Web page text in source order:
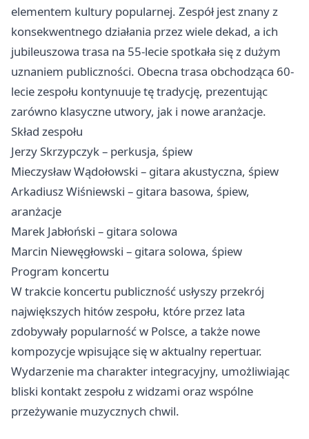
elementem kultury popularnej. Zespół jest znany z
konsekwentnego działania przez wiele dekad, a ich
jubileuszowa trasa na 55-lecie spotkała się z dużym
uznaniem publiczności. Obecna trasa obchodząca 60-
lecie zespołu kontynuuje tę tradycję, prezentując
zarówno klasyczne utwory, jak i nowe aranżacje.
Skład zespołu
Jerzy Skrzypczyk – perkusja, śpiew
Mieczysław Wądołowski – gitara akustyczna, śpiew
Arkadiusz Wiśniewski – gitara basowa, śpiew,
aranżacje
Marek Jabłoński – gitara solowa
Marcin Niewęgłowski – gitara solowa, śpiew
Program koncertu
W trakcie koncertu publiczność usłyszy przekrój
największych hitów zespołu, które przez lata
zdobywały popularność w Polsce, a także nowe
kompozycje wpisujące się w aktualny repertuar.
Wydarzenie ma charakter integracyjny, umożliwiając
bliski kontakt zespołu z widzami oraz wspólne
przeżywanie muzycznych chwil.